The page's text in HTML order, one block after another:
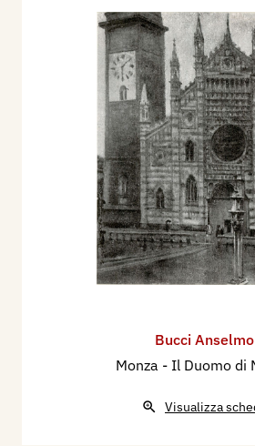
Bucci Anselmo
Monza - Il Duomo di
Visualizza